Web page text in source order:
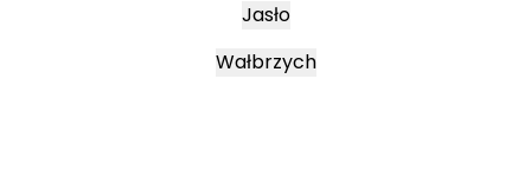
Jasło
Wałbrzych